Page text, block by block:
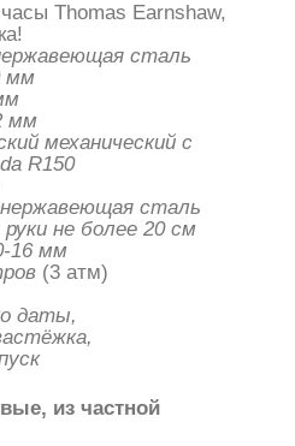
Thomas Earnshaw,
сталь
мм
мм
механический с
R150
нержавеющая сталь
руки не более 20 см
16 мм
(3 атм)
даты,
из частной